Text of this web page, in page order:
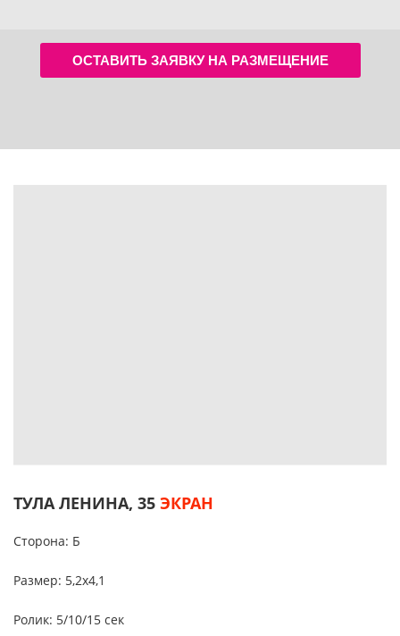
ОСТАВИТЬ ЗАЯВКУ НА РАЗМЕЩЕНИЕ
ТУЛА ЛЕНИНА, 35 ЭКРАН
Сторона: Б
Размер: 5,2х4,1
Ролик: 5/10/15 сек